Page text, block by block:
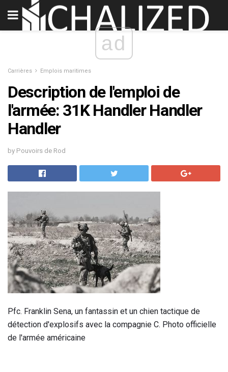
ad
Carrières Emplois maritimes
Description de l'emploi de
l'armée: 31K Handler Handler
Handler
by Pouvoirs de Rod
Pfc. Franklin Sena, un fantassin et un chien tactique de
détection d'explosifs avec la compagnie C. Photo officielle
de l'armée américaine